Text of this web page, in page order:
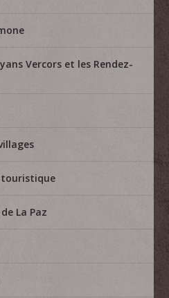
Vercors et les Rendez-
touristique
La Paz